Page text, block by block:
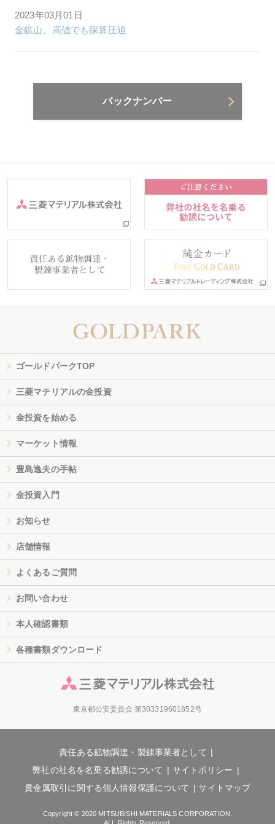
2023年03月01日
金鉱山、高値でも採算圧迫
バックナンバー
ゴールドパークTOP
三菱マテリアルの金投資
金投資を始める
マーケット情報
豊島逸夫の手帖
金投資入門
お知らせ
店舗情報
よくあるご質問
お問い合わせ
本人確認書類
各種書類ダウンロード
東京都公安委員会 第303319601852号
責任ある鉱物調達・製錬事業者として
弊社の社名を名乗る勧誘について
サイトポリシー
貴金属取引に関する個人情報保護について
サイトマップ
Copyright © 2020 MITSUBISHI MATERIALS CORPORATION.